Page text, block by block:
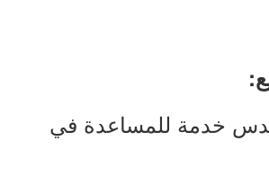
خدمة للمساعدة في